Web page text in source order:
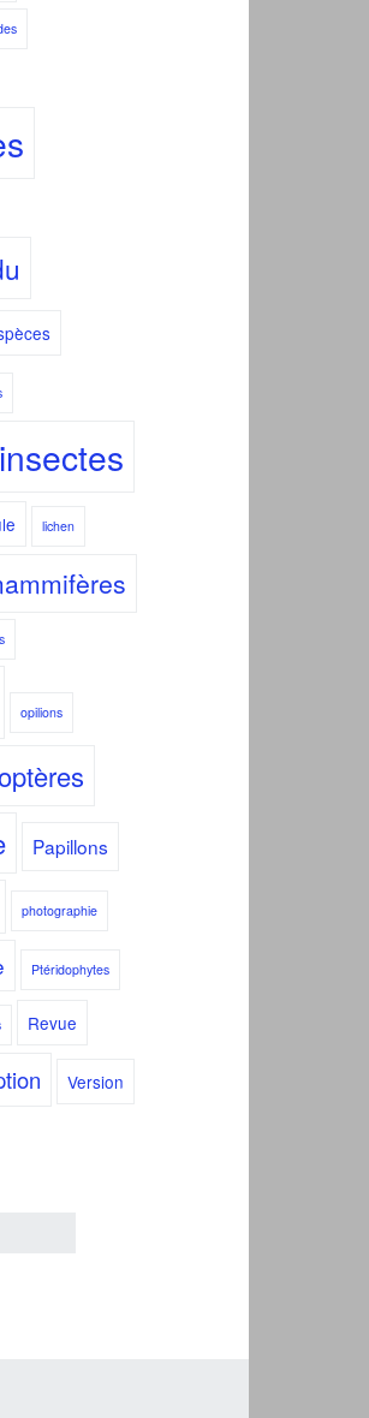
insectes
lichen
opilions
Papillons
photographie
Ptéridophytes
Revue
Version